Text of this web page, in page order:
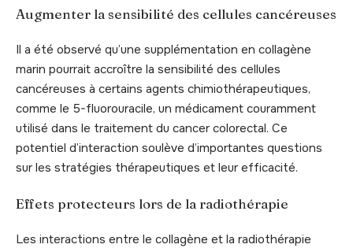
Augmenter la sensibilité des cellules cancéreuses
Il a été observé qu’une supplémentation en collagène
marin pourrait accroître la sensibilité des cellules
cancéreuses à certains agents chimiothérapeutiques,
comme le 5-fluorouracile, un médicament couramment
utilisé dans le traitement du cancer colorectal. Ce
potentiel d’interaction soulève d’importantes questions
sur les stratégies thérapeutiques et leur efficacité.
Effets protecteurs lors de la radiothérapie
Les interactions entre le collagène et la radiothérapie